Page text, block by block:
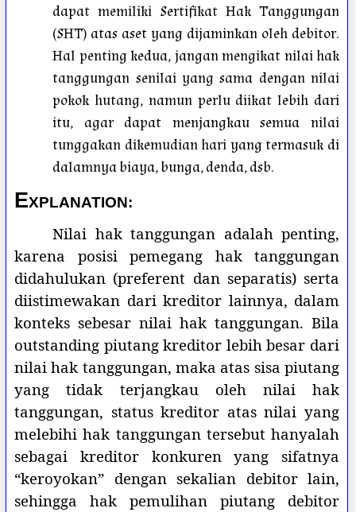
dapat memiliki Sertifikat Hak Tanggungan
(SHT) atas aset yang dijaminkan oleh debitor.
Hal penting kedua, jangan mengikat nilai hak
tanggungan senilai yang sama dengan nilai
pokok hutang, namun perlu diikat lebih dari
itu, agar dapat menjangkau semua nilai
tunggakan dikemudian hari yang termasuk di
dalamnya biaya, bunga, denda, dsb.
EXPLANATION:
Nilai hak tanggungan adalah penting,
karena posisi pemegang hak tanggungan
didahulukan (preferent dan separatis) serta
diistimewakan dari kreditor lainnya, dalam
konteks sebesar nilai hak tanggungan. Bila
outstanding piutang kreditor lebih besar dari
nilai hak tanggungan, maka atas sisa piutang
yang tidak terjangkau oleh nilai hak
tanggungan, status kreditor atas nilai yang
melebihi hak tanggungan tersebut hanyalah
sebagai kreditor konkuren yang sifatnya
“keroyokan” dengan sekalian debitor lain,
sehingga hak pemulihan piutang debitor